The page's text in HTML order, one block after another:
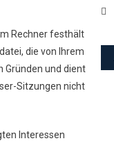
Rechner festhält
die von Ihrem
Gründen und dient
Sitzungen nicht
Interessen